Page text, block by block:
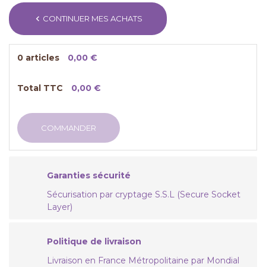
chevron_left CONTINUER MES ACHATS
0 articles 0,00 €
Total TTC 0,00 €
COMMANDER
Garanties sécurité
Sécurisation par cryptage S.S.L (Secure Socket
Layer)
Politique de livraison
Livraison en France Métropolitaine par Mondial